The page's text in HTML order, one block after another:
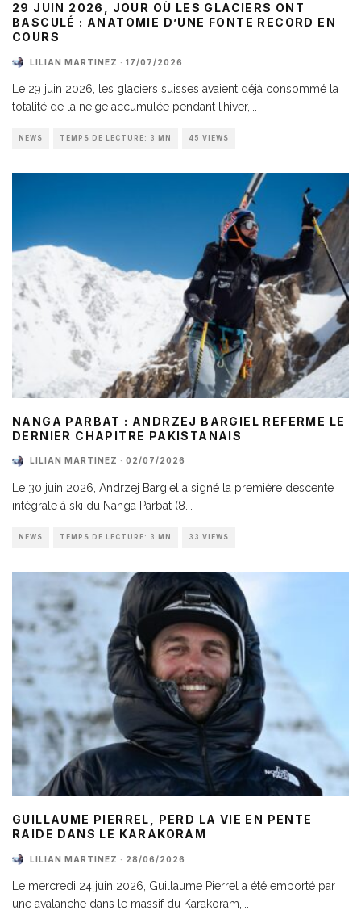
29 JUIN 2026, JOUR OÙ LES GLACIERS ONT
BASCULÉ : ANATOMIE D’UNE FONTE RECORD EN
COURS
LILIAN MARTINEZ · 17/07/2026
Le 29 juin 2026, les glaciers suisses avaient déjà consommé la
totalité de la neige accumulée pendant l’hiver,
NEWS TEMPS DE LECTURE: 3 MN 45 VIEWS
NANGA PARBAT : ANDRZEJ BARGIEL REFERME LE
DERNIER CHAPITRE PAKISTANAIS
LILIAN MARTINEZ · 02/07/2026
Le 30 juin 2026, Andrzej Bargiel a signé la première descente
intégrale à ski du Nanga Parbat (8
NEWS TEMPS DE LECTURE: 3 MN 33 VIEWS
GUILLAUME PIERREL, PERD LA VIE EN PENTE
RAIDE DANS LE KARAKORAM
LILIAN MARTINEZ · 28/06/2026
Le mercredi 24 juin 2026, Guillaume Pierrel a été emporté par
une avalanche dans le massif du Karakoram,...